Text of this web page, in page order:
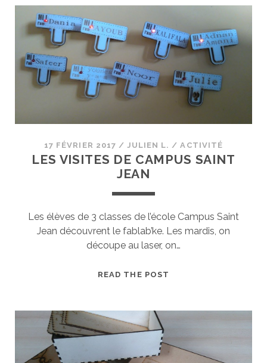
17 FÉVRIER 2017 / JULIEN L. /ACTIVITÉ
LES VISITES DE CAMPUS SAINT
JEAN
Les élèves de 3 classes de l’école Campus Saint
Jean découvrent le fablab’ke. Les mardis, on
découpe au laser, on…
READ THE POST
JEAN